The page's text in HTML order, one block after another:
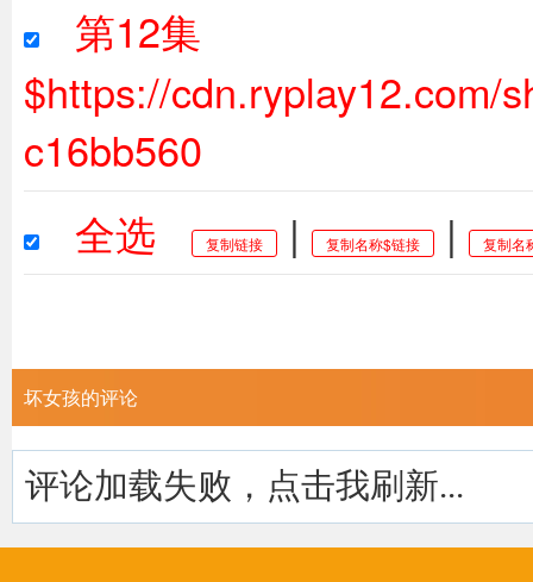
第12集
$https://cdn.ryplay12.com/
c16bb560
全选
复制链接 | 复制名称$链接 | 复制名
坏女孩的评论
评论加载失败，点击我刷新...